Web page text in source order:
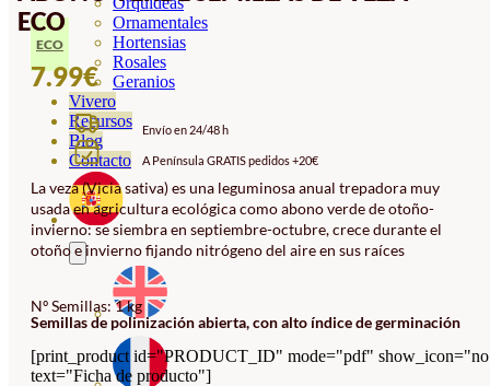
Ornamentales
Hortensias
Rosales
Geranios
Vivero
Recursos
Blog
Contacto
ECO
ECO
7.99€
Envío en 24/48 h
A Península GRATIS pedidos +20€
La veza (Vicia sativa) es una leguminosa anual trepadora muy
usada en agricultura ecológica como abono verde de otoño-
invierno: se siembra en septiembre-octubre, crece durante el
otoño e invierno fijando nitrógeno del aire en sus raíces
Nº Semillas: 1 kg
Semillas de polinización abierta, con alto índice de germinación
[print_product id="PRODUCT_ID" mode="pdf"
text="Ficha de producto"]